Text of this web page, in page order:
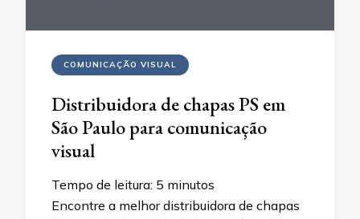
COMUNICAÇÃO VISUAL
Distribuidora de chapas PS em
São Paulo para comunicação
visual
Tempo de leitura: 5 minutos
Encontre a melhor distribuidora de chapas